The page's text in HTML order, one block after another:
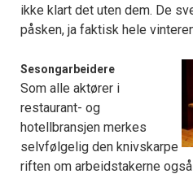
ikke klart det uten dem. De
påsken, ja faktisk hele
Sesongarbeidere
Som alle aktører i
restaurant- og
hotellbransjen merkes
selvfølgelig den knivskarpe
riften om arbeidstakerne også